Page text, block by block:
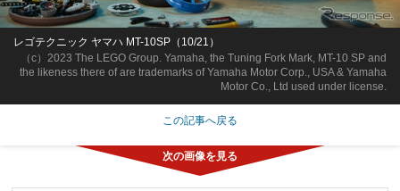
（c）2023 The LEGO Group. Yamaha, the Tuning Fork Mark, MT-10 SP and
the likeness there of are trademarks of Yamaha Motor Corp., USA & Yamaha
Motor Co., Ltd used under license.
レゴテクニック ヤマハ MT-10SP（10/21）
この記事へ戻る